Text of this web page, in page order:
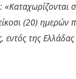
(20) ημερών
εντός της